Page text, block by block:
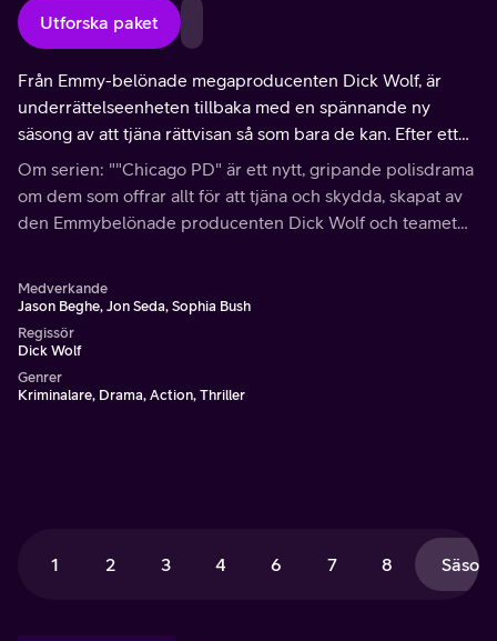
Utforska paket
Från Emmy-belönade megaproducenten Dick Wolf, är
underrättelseenheten tillbaka med en spännande ny
säsong av att tjäna rättvisan så som bara de kan. Efter ett
omskakande år av kriser och förändringar, tär en hemlighet
på relationerna i truppen.
Om serien: ""Chicago PD" är ett nytt, gripande polisdrama
om dem som offrar allt för att tjäna och skydda, skapat av
den Emmybelönade producenten Dick Wolf och teamet
Medverkande
Jason Beghe, Jon Seda, Sophia Bush
Regissör
Dick Wolf
Genrer
Kriminalare, Drama, Action, Thriller
1 2 3 4 6 7 8